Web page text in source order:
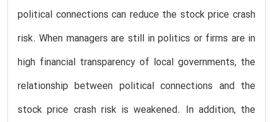
political connections can reduce the stock price crash
risk. When managers are still in politics or firms are in
high financial transparency of local governments, the
relationship between political connections and the
stock price crash risk is weakened. In addition, the